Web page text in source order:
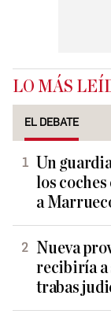
LO MÁS
EL DEBATE
Un
los coches
a
Nueva
recibiría a
trabas